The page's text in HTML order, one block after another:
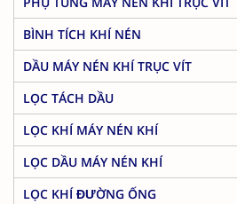
BÌNH TÍCH KHÍ NÉN
DẦU MÁY NÉN KHÍ TRỤC VÍT
LỌC TÁCH DẦU
LỌC KHÍ MÁY NÉN KHÍ
LỌC DẦU MÁY NÉN KHÍ
LỌC KHÍ ĐƯỜNG ỐNG